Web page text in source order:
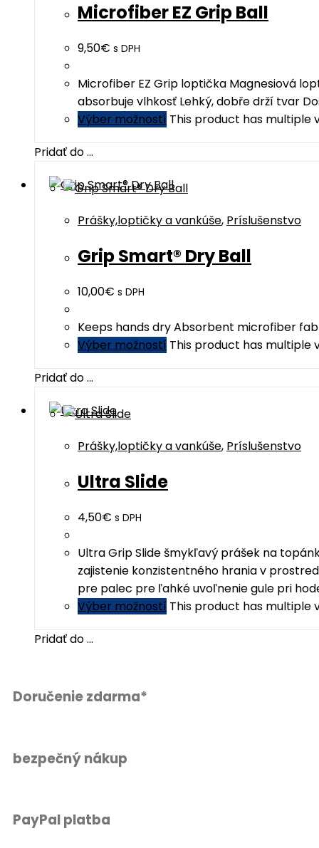
Microfiber EZ Grip Ball
9,50€ s DPH
Microfiber EZ Grip loptička Magnesiová
absorbuje vlhkosť Lehký, dobře drží tvar
Výber možností This product has multiple
Pridať do ...
Prášky,loptičky a vankúše, Príslušenstvo
Grip Smart® Dry Ball
10,00€ s DPH
Keeps hands dry Absorbent microfiber
Výber možností This product has multiple
Pridať do ...
Prášky,loptičky a vankúše, Príslušenstvo
Ultra Slide
4,50€ s DPH
Ultra Grip Slide šmykľavý prášek na
zajistenie konzistentného hrania v
pre palec pre ľahké uvoľnenie gule pri
Výber možností This product has multiple
Pridať do ...
Doručenie zdarma*
bezpečný nákup
PayPal platba